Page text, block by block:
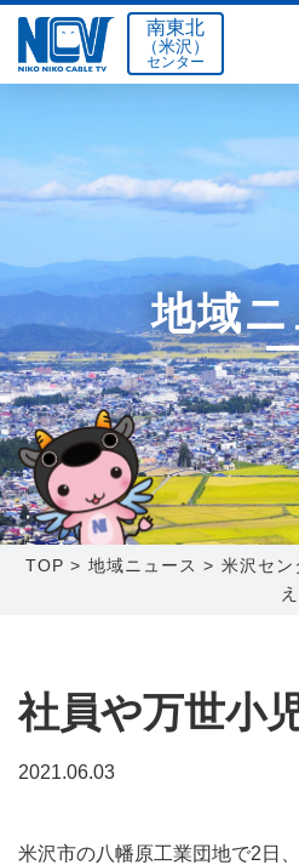
南東北センター（福
函館センター
新潟センター
単品料金
お得なセットプラン
料金シミュレーション
サポート
Q&A
センター情報
お問い合わせ
〒992-0044
山形県米沢市春日四丁目2-75
0238-24-2525
営業時間 9:00～18:00
北海道函館市桔梗町379-31
南東北
（米沢）
センター
地域
TOP > 地域ニュース > 米沢セン
え
社員や万世小
2021.06.03
米沢市の八幡原工業団地で2日